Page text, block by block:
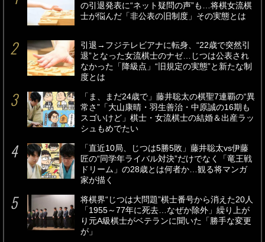
の引退発表に“ネット疑問の声”も…将棋女流棋
士が悩んだ「非公表の旧制度」その実態とは
引退→フジテレビアナに転身、“22歳で突然引
退”となった女流棋士のナゼ…じつは公表され
なかった「降級点」“旧規定の実態”と新たな制
度とは
「ま、まだ24歳で」藤井聡太の棋聖7連覇の“異
常さ”「大山康晴・羽生善治・中原誠の16期も
スゴいけど」棋士・女流棋士の結婚＆出産ラッ
シュもめでたい
「直近10局、じつは5勝5敗」藤井聡太vs伊藤
匠の“同学年ライバル対決”だけでなく「竜王戦
ドリーム」の28歳とは何者か…観る将マンガ
家が描く
将棋界“じつは大問題”棋士番号から消えた20人
「1955～77年に死去…なぜか除外」繰り上が
り元A級棋士がベテランに聞いた「勝手な変更
が」